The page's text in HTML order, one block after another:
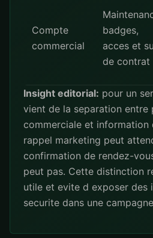
Compte
commercial
badges,
acces et
de contrat
Insight editorial: pour un
vient de la separation entre
commerciale et information
rappel marketing peut
confirmation de rendez-
peut pas. Cette distinction
utile et evite d exposer des
securite dans une